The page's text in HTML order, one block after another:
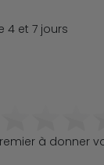
4 et 7 jours
à donner